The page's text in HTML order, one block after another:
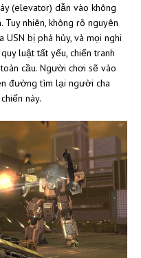
(elevator) dẫn vào không
Tuy nhiên, không rõ nguyên
USN bị phá hủy, và mọi nghi
luật tất yếu, chiến tranh
cầu. Người chơi sẽ vào
đường tìm lại người cha
này.